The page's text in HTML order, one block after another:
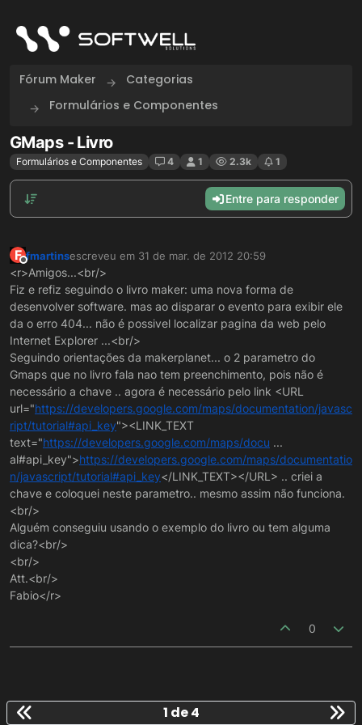
Fórum Maker
Categorias
Formulários e Componentes
GMaps - Livro
Formulários e Componentes 4 1 2.3k 1
Entre para responder
F
Offline
fmartinsescreveu em 31 de mar. de 2012 20:59
última edição por
<r>Amigos...<br/>
Fiz e refiz seguindo o livro maker: uma nova forma de
desenvolver software. mas ao disparar o evento para exibir ele
da o erro 404... não é possivel localizar pagina da web pelo
Internet Explorer ...<br/>
Seguindo orientações da makerplanet... o 2 parametro do
Gmaps que no livro fala nao tem preenchimento, pois não é
necessário a chave .. agora é necessário pelo link <URL
url="https://developers.google.com/maps/documentation/javasc
ript/tutorial#api_key"><LINK_TEXT
text="https://developers.google.com/maps/docu ...
al#api_key">https://developers.google.com/maps/documentatio
n/javascript/tutorial#api_key</LINK_TEXT></URL> .. criei a
chave e coloquei neste parametro.. mesmo assim não funciona.
<br/>
Alguém conseguiu usando o exemplo do livro ou tem alguma
dica?<br/>
<br/>
Att.<br/>
Fabio</r>
0
1 de 4